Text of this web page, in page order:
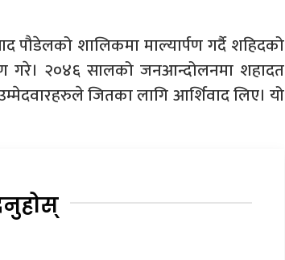
पौडेलको शालिकमा माल्यार्पण गर्दै शहिदको
गरे। २०४६ सालको जनआन्दोलनमा शहादत
जितका लागि आर्शिवाद लिए। यो